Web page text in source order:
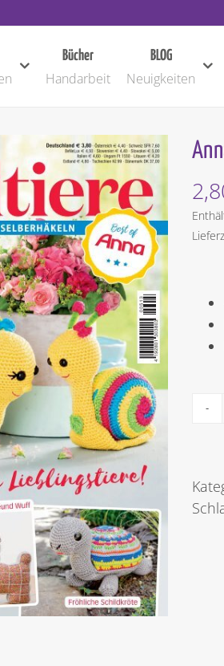
Bücher
Handarbeit
BLOG
Neuigkeiten